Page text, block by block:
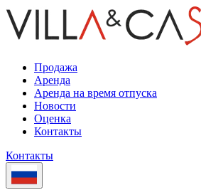
Продажа
Аренда
Аренда на время отпуска
Новости
Оценка
Контакты
Контакты